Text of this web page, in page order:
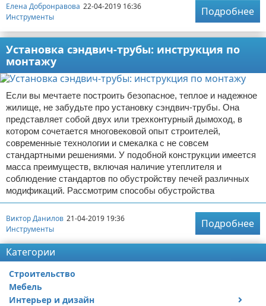
Елена Добронравова 22-04-2019 16:36
Инструменты
Подробнее
Установка сэндвич-трубы: инструкция по
монтажу
Если вы мечтаете построить безопасное, теплое и надежное
жилище, не забудьте про установку сэндвич-трубы. Она
представляет собой двух или трехконтурный дымоход, в
котором сочетается многовековой опыт строителей,
современные технологии и смекалка с не совсем
стандартными решениями. У подобной конструкции имеется
масса преимуществ, включая наличие утеплителя и
соблюдение стандартов по обустройству печей различных
модификаций. Рассмотрим способы обустройства
Виктор Данилов 21-04-2019 19:36
Инструменты
Подробнее
Категории
Строительство
Мебель
Интерьер и дизайн